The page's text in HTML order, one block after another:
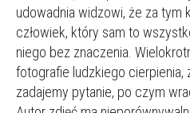
udowadnia widzowi, że za tym
człowiek, który sam to
niego bez znaczenia.
fotografie ludzkiego cierpienia,
zadajemy pytanie, po czym